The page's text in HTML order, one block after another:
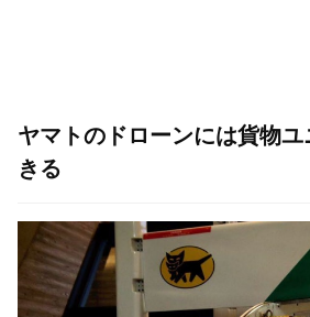
ヤマトのドローンには貨物
きる